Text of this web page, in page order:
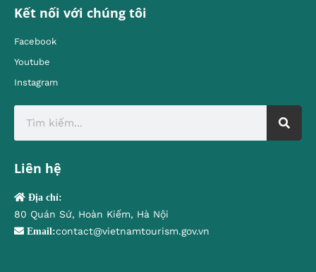
Kết nối với chúng tôi
Facebook
Youtube
Instagram
Liên hệ
Địa chỉ:
80 Quán Sứ, Hoàn Kiếm, Hà Nội
Email:contact@vietnamtourism.gov.vn